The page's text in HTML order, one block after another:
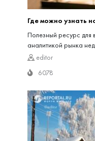
Где можно узнать
Полезный ресурс для
аналитикой рынка
editor
6078